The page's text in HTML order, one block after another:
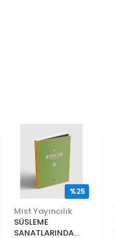
Mist Yayıncılık
SÜSLEME
SANATLARINDA
%25